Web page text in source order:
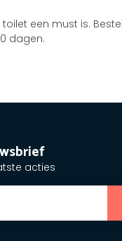
een must is.
dagen.
acties